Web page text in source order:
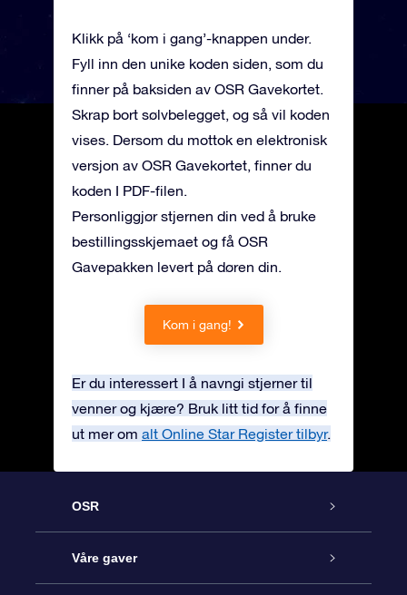
Klikk på ‘kom i gang’-knappen under.
Fyll inn den unike koden siden, som du
finner på baksiden av OSR Gavekortet.
Skrap bort sølvbelegget, og så vil koden
vises. Dersom du mottok en elektronisk
versjon av OSR Gavekortet, finner du
koden I PDF-filen.
Personliggjør stjernen din ved å bruke
bestillingsskjemaet og få OSR
Gavepakken levert på døren din.
Kom i gang!
Er du interessert I å navngi stjerner til
venner og kjære? Bruk litt tid for å finne
ut mer om alt Online Star Register tilbyr.
OSR
Kundeservice
Våre gaver